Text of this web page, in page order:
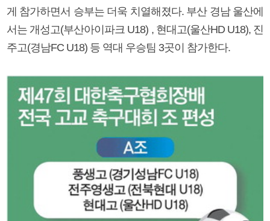
게 참가하면서 승부는 더욱 치열해졌다. 부산 경남 울산에
서는 개성고(부산아이파크 U18) , 현대고(울산HD U18), 진
주고(경남FC U18) 등 역대 우승팀 3곳이 참가한다.